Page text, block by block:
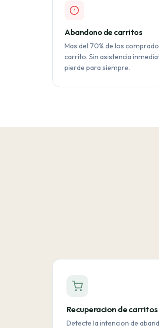
Abandono de carritos
Mas del 70% de los
carrito. Sin asistencia
pierde para siempre.
Recuperacion de
Detecte la intencion de